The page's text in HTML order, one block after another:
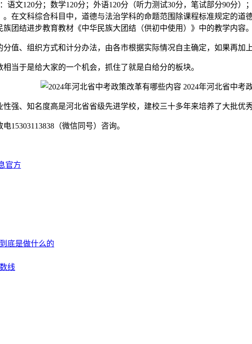
语文120分；数学120分；外语120分（听力测试30分，笔试部分90分
在文科综合科目中，道德与法治学科的命题范围除课程标准规定的道
团结进步教育教材《中华民族大团结（供初中使用）》中的教学内容。
值、组织方式和计分办法，由各市根据实际情况自主确定，如果再加
当于是给大家的一个机会，抓住了就是白给分的板块。
性强、知名度高是河北省省级先进学校，建校三十多年来培养了大批优
15303113838（微信同号）咨询。
官方
底是做什么的
线